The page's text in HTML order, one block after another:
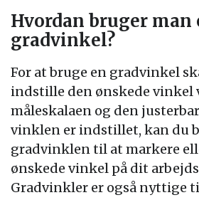
Hvordan bruger man
gradvinkel?
For at bruge en gradvinkel
indstille den ønskede vinkel
måleskalaen og den
vinklen er indstillet, kan du
gradvinklen til at markere
ønskede vinkel på dit
Gradvinkler er også nyttige